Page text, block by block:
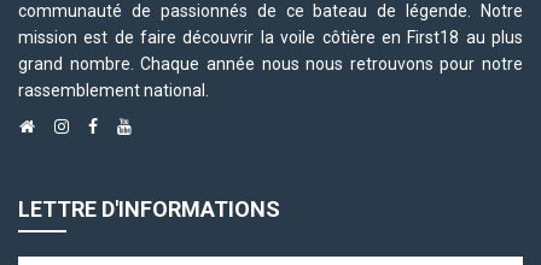
communauté de passionnés de ce bateau de légende. Notre
mission est de faire découvrir la voile côtière en First18 au plus
grand nombre. Chaque année nous nous retrouvons pour notre
rassemblement national.
LETTRE D'INFORMATIONS